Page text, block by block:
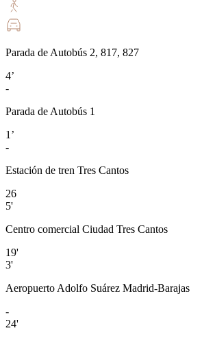
Parada de Autobús 2, 817, 827
4’
-
Parada de Autobús 1
1’
-
Estación de tren Tres Cantos
26
5'
Centro comercial Ciudad Tres Cantos
19'
3'
Aeropuerto Adolfo Suárez Madrid-Barajas
-
24'